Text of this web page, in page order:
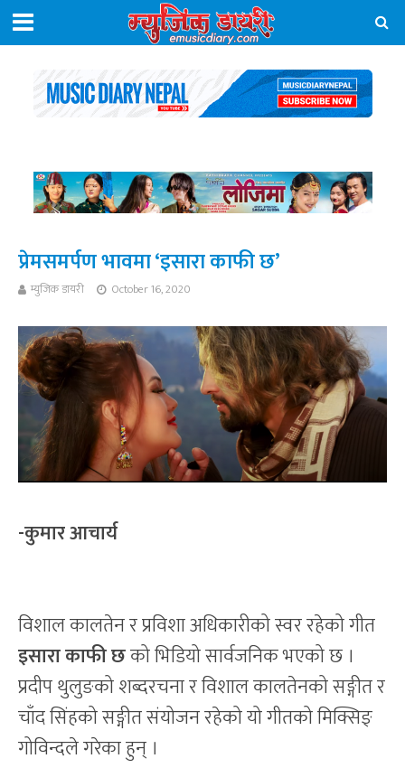
प्रेमसमर्पण भावमा ‘इसारा काफी छ’
म्युजिक डायरी October 16, 2020
-कुमार आचार्य
विशाल कालतेन र प्रविशा अधिकारीको स्वर रहेको गीत
इसारा काफी छको भिडियो सार्वजनिक भएको छ ।
प्रदीप थुलुङको शब्दरचना र विशाल कालतेनको सङ्गीत र
चाँद सिंहको सङ्गीत संयोजन रहेको यो गीतको मिक्सिङ्
गोविन्दले गरेका हुन् ।